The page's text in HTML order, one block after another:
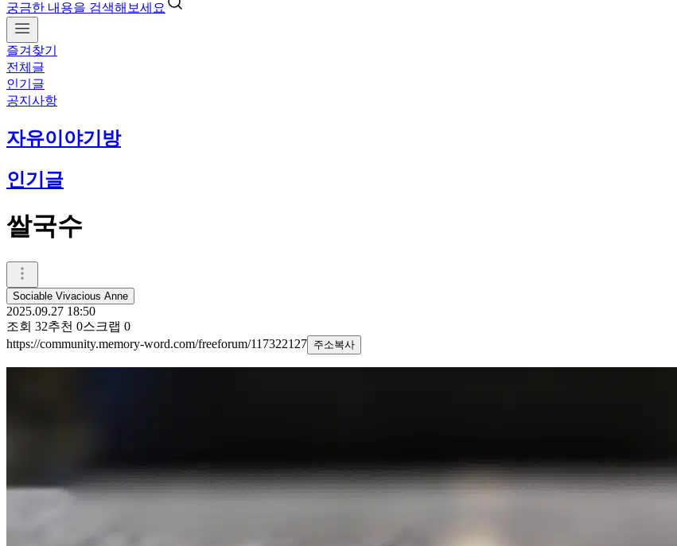
궁금한 내용을 검색해보세요
즐겨찾기
전체글
인기글
공지사항
자유이야기방
인기글
쌀국수
Sociable Vivacious Anne
2025.09.27 18:50
조회 32추천 0스크랩 0
https://community.memory-word.com/freeforum/117322127 주소복사